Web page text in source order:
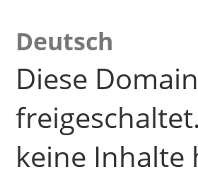
Deutsch
Diese
keine Inhalte